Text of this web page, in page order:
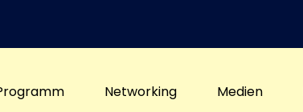
Networking Medien